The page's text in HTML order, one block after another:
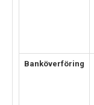
Banköverföring